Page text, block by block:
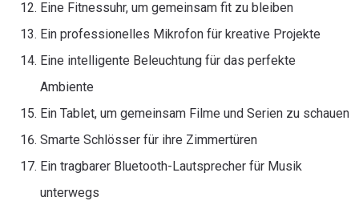
Eine Fitnessuhr, um gemeinsam fit zu bleiben
Ein professionelles Mikrofon für kreative Projekte
Eine intelligente Beleuchtung für das perfekte
Ambiente
Ein Tablet, um gemeinsam Filme und Serien zu schauen
Smarte Schlösser für ihre Zimmertüren
Ein tragbarer Bluetooth-Lautsprecher für Musik
unterwegs